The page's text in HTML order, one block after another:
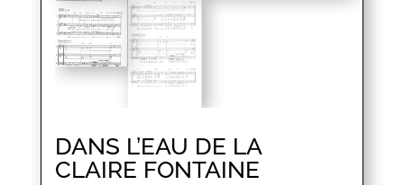
DANS L’EAU DE LA
CLAIRE FONTAINE